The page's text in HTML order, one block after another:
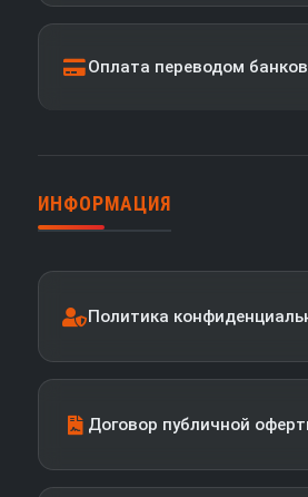
Оплата переводом
ИНФОРМАЦИЯ
Политика
Договор публичной